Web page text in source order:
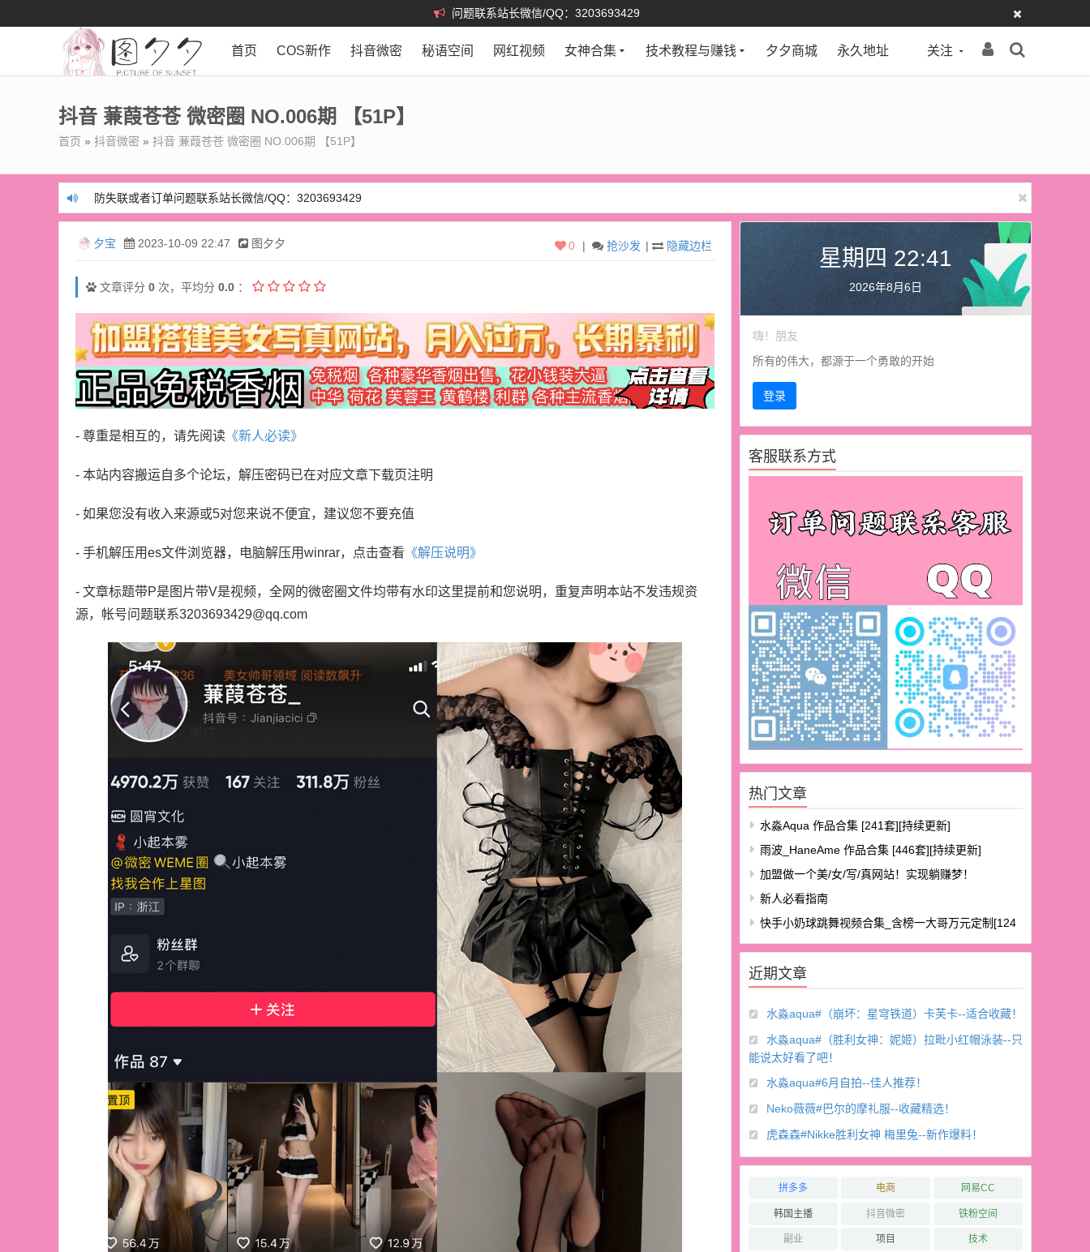
问题联系站长微信/QQ：3203693429
关注
首页 COS新作 抖音微密 秘语空间 网红视频 女神合集 技术教程与赚钱 夕夕商城 永久地址
抖音 蒹葭苍苍 微密圈 NO.006期 【51P】
首页 » 抖音微密 » 抖音 蒹葭苍苍 微密圈 NO.006期 【51P】
防失联或者订单问题联系站长微信/QQ：3203693429
防失联或者订单问题联系站长微信/QQ：3203693429
夕宝 2023-10-09 22:47 图夕夕 | 隐藏边栏
| 抢沙发
0
文章评分 0 次，平均分 0.0 ：
- 尊重是相互的，请先阅读 《新人必读》
- 本站内容搬运自多个论坛，解压密码已在对应文章下载页注明
- 如果您没有收入来源或5对您来说不便宜，建议您不要充值
- 手机解压用es文件浏览器，电脑解压用winrar，点击查看 《解压说明》
- 文章标题带P是图片带V是视频，全网的微密圈文件均带有水印这里提前和您说明，重复声明本站不发违规资
源，帐号问题联系3203693429@qq.com
星期四 22:41
2026年8月6日
嗨！朋友
所有的伟大，都源于一个勇敢的开始
登录
客服联系方式
热门文章
水淼aqua 作品合集 [241套][持续更新]
雨波_HaneAme 作品合集 [446套][持续更新]
加盟做一个美/女/写/真网站！实现躺赚梦！
新人必看指南
快手小奶球跳舞视频合集_含榜一大哥万元定制[124
V/8.48G]
近期文章
水淼aqua#（崩坏：星穹铁道）卡芙卡--适合收藏！
水淼aqua#（胜利女神：妮姬）拉毗小红帽泳装--只
能说太好看了吧！
水淼aqua#6月自拍--佳人推荐！
Neko薇薇#巴尔的摩礼服--收藏精选！
虎森森#Nikke胜利女神 梅里兔--新作爆料！
拼多多 电商 网易CC
韩国主播 抖音微密 铁粉空间
副业 项目 技术